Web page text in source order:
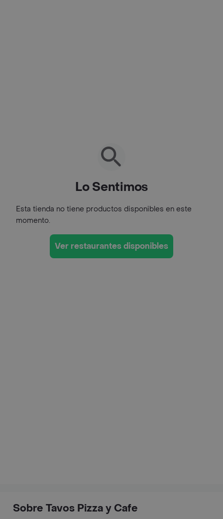
Lo Sentimos
Esta tienda no tiene productos disponibles en este
momento.
Ver restaurantes disponibles
Sobre Tavos Pizza y Cafe